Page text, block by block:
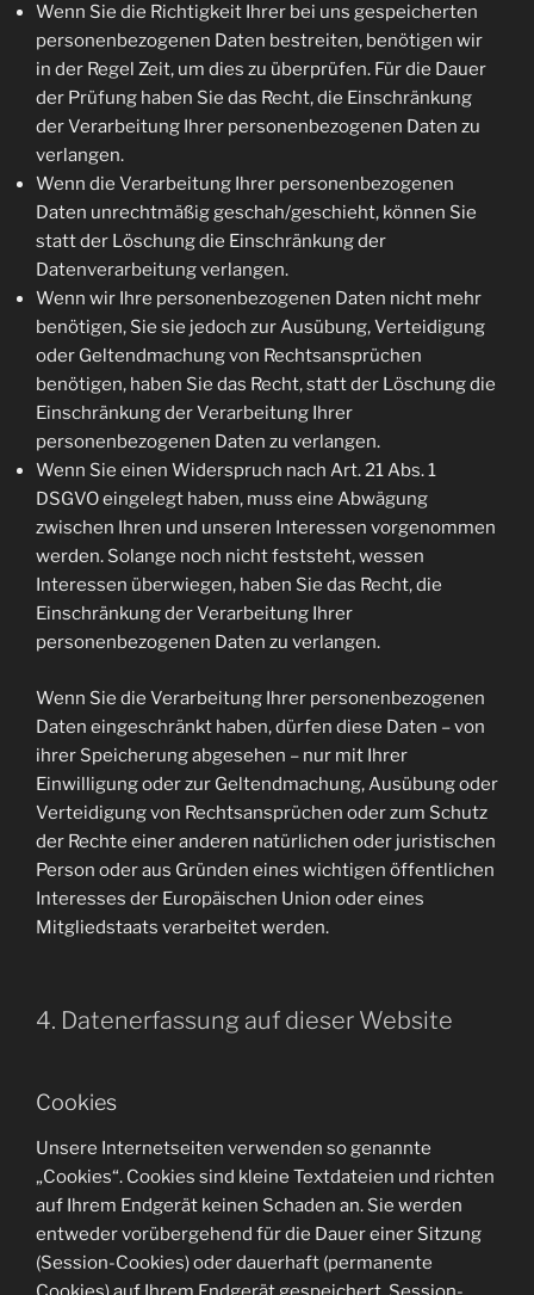
Wenn Sie die Richtigkeit Ihrer bei uns gespeicherten
personenbezogenen Daten bestreiten, benötigen wir
in der Regel Zeit, um dies zu überprüfen. Für die Dauer
der Prüfung haben Sie das Recht, die Einschränkung
der Verarbeitung Ihrer personenbezogenen Daten zu
verlangen.
Wenn die Verarbeitung Ihrer personenbezogenen
Daten unrechtmäßig geschah/geschieht, können Sie
statt der Löschung die Einschränkung der
Datenverarbeitung verlangen.
Wenn wir Ihre personenbezogenen Daten nicht mehr
benötigen, Sie sie jedoch zur Ausübung, Verteidigung
oder Geltendmachung von Rechtsansprüchen
benötigen, haben Sie das Recht, statt der Löschung die
Einschränkung der Verarbeitung Ihrer
personenbezogenen Daten zu verlangen.
Wenn Sie einen Widerspruch nach Art. 21 Abs. 1
DSGVO eingelegt haben, muss eine Abwägung
zwischen Ihren und unseren Interessen vorgenommen
werden. Solange noch nicht feststeht, wessen
Interessen überwiegen, haben Sie das Recht, die
Einschränkung der Verarbeitung Ihrer
personenbezogenen Daten zu verlangen.
Wenn Sie die Verarbeitung Ihrer personenbezogenen
Daten eingeschränkt haben, dürfen diese Daten – von
ihrer Speicherung abgesehen – nur mit Ihrer
Einwilligung oder zur Geltendmachung, Ausübung oder
Verteidigung von Rechtsansprüchen oder zum Schutz
der Rechte einer anderen natürlichen oder juristischen
Person oder aus Gründen eines wichtigen öffentlichen
Interesses der Europäischen Union oder eines
Mitgliedstaats verarbeitet werden.
4. Datenerfassung auf dieser Website
Cookies
Unsere Internetseiten verwenden so genannte
„Cookies“. Cookies sind kleine Textdateien und richten
auf Ihrem Endgerät keinen Schaden an. Sie werden
entweder vorübergehend für die Dauer einer Sitzung
(Session-Cookies) oder dauerhaft (permanente